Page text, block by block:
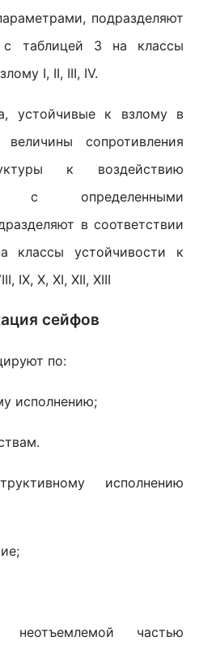
подразделяют
с таблицей 3 на классы
I, II, III, IV.
устойчивые к взлому в
сопротивления
к воздействию
с определенными
в соответствии
классы устойчивости к
IX, X, XI, XII, XIII
сейфов
по:
исполнению;
исполнению
частью